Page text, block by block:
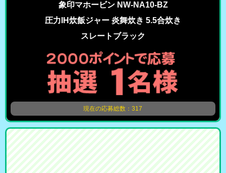
象印マホービン NW-NA10-BZ
圧力IH炊飯ジャー 炎舞炊き 5.5合炊き
スレートブラック
現在の応募総数：317